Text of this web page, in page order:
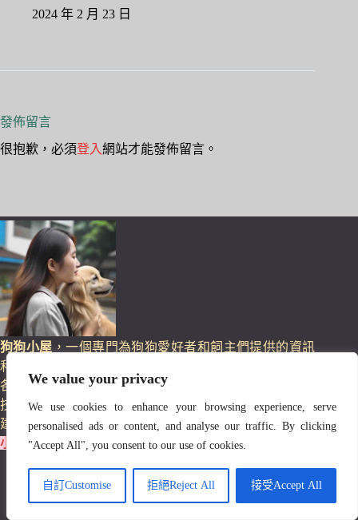
We value your privacy
We use cookies to enhance your browsing experience, serve
personalised ads or content, and analyse our traffic. By clicking
"Accept All", you consent to our use of cookies.
自訂Customise 拒絕Reject All 接受Accept All
2024 年 2 月 23 日
發佈留言
很抱歉，必須登入網站才能發佈留言。
狗狗小屋 ，一個專門為狗狗愛好者和飼主們提供的資訊
和服務的平台。在這個網站上，你可以找到關於狗狗的
各種主題，例如品種介紹、飼養指南、健康護理、訓練
技巧、智商測試等。如果你對我們的網站有任何意見或
建議，歡迎聯絡我們。謝謝你的關注和支持！關於狗狗
小屋
12大常見犬種智商排名
27 種狗狗品種介紹